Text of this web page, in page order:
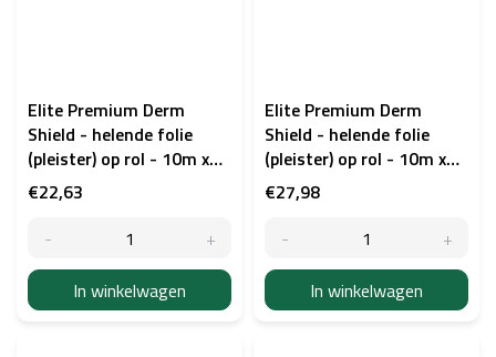
Elite Premium Derm
Shield - helende folie
(pleister) op rol - 10m x
15cm
€22,63
In winkelwagen
Elite Premium Derm
Shield - helende folie
(pleister) op rol - 10m x
20cm
€27,98
In winkelwagen